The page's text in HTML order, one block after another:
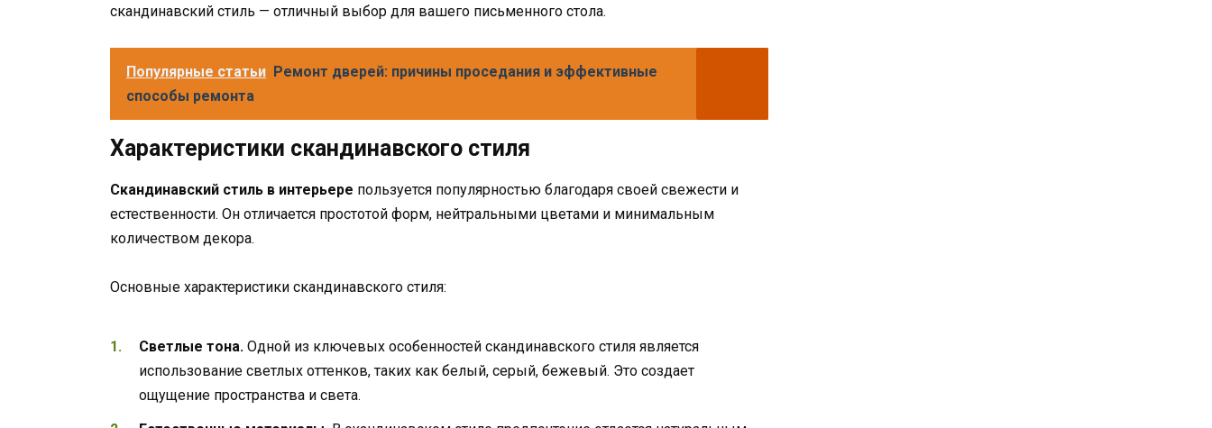
скандинавский стиль — отличный выбор для вашего письменного стола.
Популярные статьи Ремонт дверей: причины проседания и эффективные
способы ремонта
Характеристики скандинавского стиля
Скандинавский стиль в интерьере пользуется популярностью благодаря своей свежести и
естественности. Он отличается простотой форм, нейтральными цветами и минимальным
количеством декора.
Основные характеристики скандинавского стиля:
Светлые тона. Одной из ключевых особенностей скандинавского стиля является
использование светлых оттенков, таких как белый, серый, бежевый. Это создает
ощущение пространства и света.